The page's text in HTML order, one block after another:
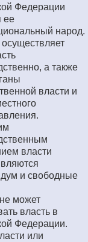
Федерации
ее
народ.
а также
власти и
власти
и свободные
может
власть в
Федерации.
или